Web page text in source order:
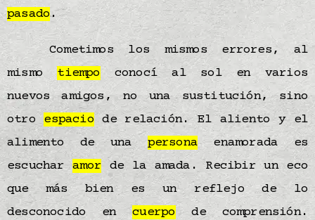
pasado.
Cometimos los mismos errores, al
mismo tiempo conocí al sol en varios
nuevos amigos, no una sustitución, sino
otroespacio de relación. El aliento y el
alimento de una personaenamorada es
escucharamor de la amada. Recibir un eco
que más bien es un reflejo de lo
desconocido encuerpo de comprensión.